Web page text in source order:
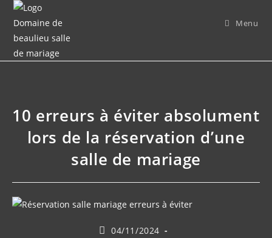
Menu
10 erreurs à éviter absolument
lors de la réservation d’une
salle de mariage
04/11/2024